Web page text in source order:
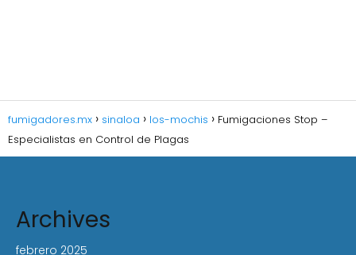
fumigadores.mx sinaloa los-mochis
Fumigaciones Stop –
Especialistas en Control de Plagas
Archives
febrero 2025